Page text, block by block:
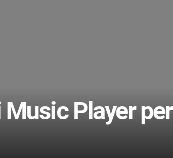
Player per